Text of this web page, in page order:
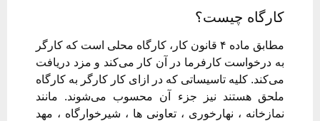
کارگاه چیست؟
مطابق ماده ۴ قانون کار، کارگاه محلی است که کارگر
به درخواست کارفرما در آن کار می‌کند و مزد دریافت
می‌کند. کلیه تاسیساتی که در ازای کار کارگر به کارگاه
ملحق هستند نیز جزء آن محسوب می‌شوند. مانند
نمازخانه ، نهارخوری ، تعاونی ها ، شیرخوارگاه ، مهد